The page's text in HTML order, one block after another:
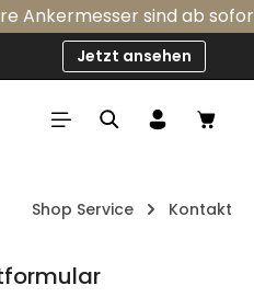
Ankermesser sind ab
Jetzt ansehen
Shop Service Kontakt